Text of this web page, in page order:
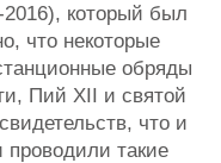
который был
что некоторые
обряды
Пий XII и святой
что и
такие